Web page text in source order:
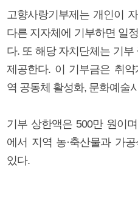
고향사랑기부제는 개인이
다른 지자체에 기부하면 일
다. 또 해당 자치단체는 기
제공한다. 이 기부금은 취약
역 공동체 활성화, 문화예술
기부 상한액은 500만 원이
에서 지역 농·축산물과 가
있다.